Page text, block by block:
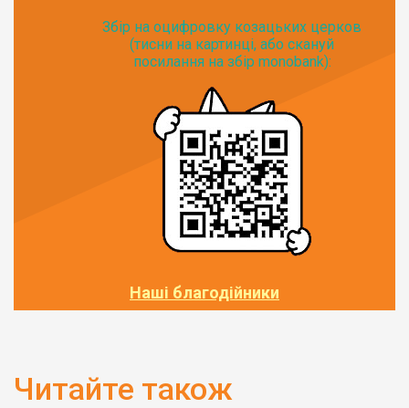
Збір на оцифровку козацьких церков
(тисни на картинці, або скануй
посилання на збір monobank):
Наші благодійники
Читайте також